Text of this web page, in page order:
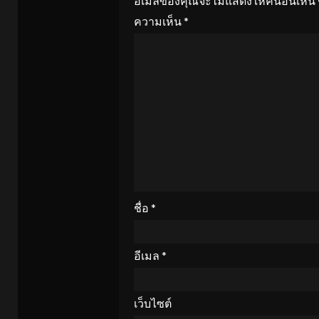
ความเห็น*
ชื่อ *
อีเมล *
เว็บไซต์